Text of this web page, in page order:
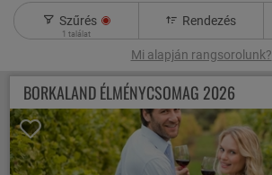
Szűrés
1 találat
Rendezés
Mi alapján rangsorolunk?
BORKALAND ÉLMÉNYCSOMAG 2026